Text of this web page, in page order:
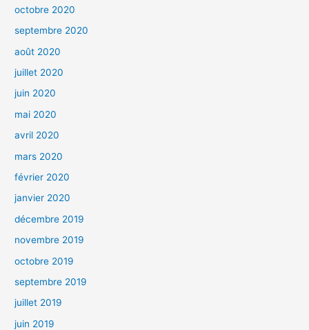
octobre 2020
septembre 2020
août 2020
juillet 2020
juin 2020
mai 2020
avril 2020
mars 2020
février 2020
janvier 2020
décembre 2019
novembre 2019
octobre 2019
septembre 2019
juillet 2019
juin 2019